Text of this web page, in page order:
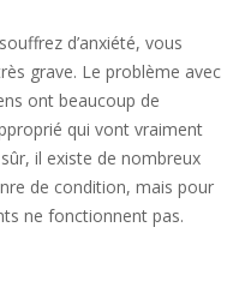
d’anxiété, vous
grave. Le problème avec
ont beaucoup de
qui vont vraiment
il existe de nombreux
de condition, mais pour
ne fonctionnent pas.